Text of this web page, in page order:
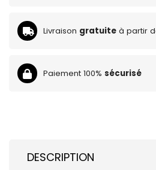
Livraison gratuite à partir
Paiement 100% sécurisé
DESCRIPTION